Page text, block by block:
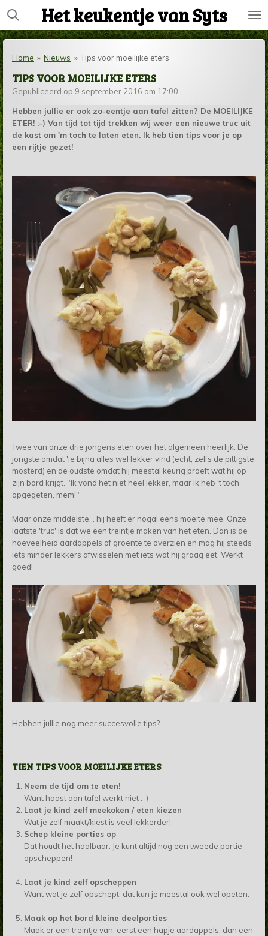
Ga
direct
naar
hoofdinhoud
Het keukentje van Syts
Home » Nieuws » Tips voor moeilijke eters
TIPS VOOR MOEILIJKE ETERS
Gepubliceerd op 9 september 2016 om 17:00
Hebben jullie er ook zo-eentje aan tafel zitten? De MOEILIJKE
ETER! :-) Van tijd tot tijd trekken wij weer een nieuwe truc uit
de kast om 'm toch te laten eten. Ik heb tien tips voor je op
een rijtje gezet!
Twee van onze drie jongens eten over het algemeen heerlijk. De
jongste omdat 'ie bijna alles wel lekker vind (echt, zelfs de pittigste
mosterd) en de oudste omdat hij meestal keurig proeft wat hij op
zijn bord krijgt. "Ik vond het niet heel lekker, maar ik heb 't toch
opgegeten, mem!"
Maar onze middelste... hij heeft er nogal eens moeite mee. Onze
laatste 'truc' is dat we een treintje maken van het eten. Dan is de
hoeveelheid aardappels of groente te overzien en mag hij steeds
iets minder lekkers afwisselen met iets wat hij graag eet. Werkt
goed!
Hebben jullie nog meer succesvolle tips?
TIEN TIPS VOOR MOEILIJKE ETERS
Neem de tijd om te eten!
Want haast aan tafel werkt niet :-)
Laat je kind zelf meekoken / eten kiezen
Wat je zelf maakt/kiest is veel lekkerder!
Schep kleine porties op
Dat houdt het haalbaar. Je kunt altijd nog een tweede portie
opscheppen!
Laat je kind zelf opscheppen
Want wat je zelf opschept, dat kun je meestal ook wel opeten.
Maak op het bord kleine deelporties
Maak er een treintje van: eerst een hapje aardappels, dan een